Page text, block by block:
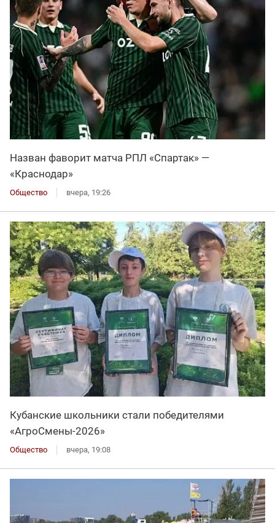
Назван фаворит матча РПЛ «Спартак» —
«Краснодар»
Общество вчера, 19:26
Кубанские школьники стали победителями
«АгроСмены-2026»
Общество вчера, 19:08